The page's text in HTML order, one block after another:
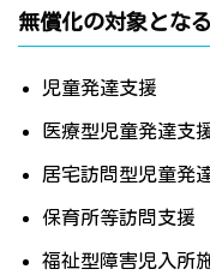
無償化の対象とな
児童発達支援
医療型児童発達支
居宅訪問型児童発
保育所等訪問支援
福祉型障害児入所